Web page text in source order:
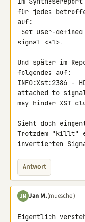
für jedes
auf:
signal <a1>.
Und später im
folgendes auf:
INFO:Xst:2386 -
attached to
may hinder XST
Sieht doch
Trotzdem "killt"
invertierten
Antwort
JM Jan M.(mueschel)
Eigentlich